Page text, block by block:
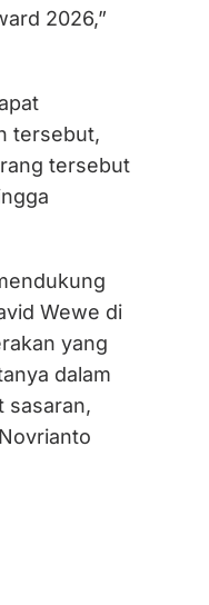
2026,”
tersebut,
tersebut
Wewe di
yang
dalam
sasaran,